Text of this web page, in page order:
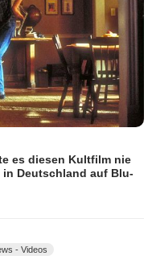
es diesen Kultfilm nie
Deutschland auf Blu-
- Videos